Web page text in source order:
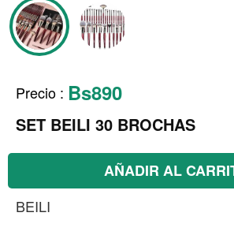
Precio : Bs890
SET BEILI 30 BROCHAS
AÑADIR AL
BEILI